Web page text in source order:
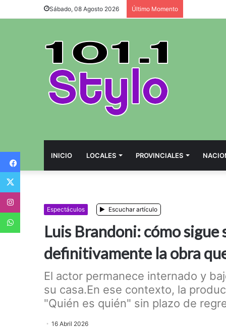
Sábado, 08 Agosto 2026 Último Momento
INICIO LOCALES PROVINCIALES
Espectáculos Escuchar artículo
Luis Brandoni: cómo
definitivamente la obra
El actor permanece internado y
su casa.En ese contexto, la
"Quién es quién" sin plazo de
16 Abril 2026
Facebook
Twitter
WhatsApp